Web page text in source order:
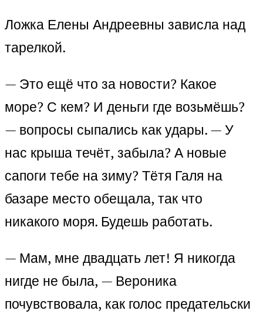
Ложка Елены Андреевны зависла над
тарелкой.
— Это ещё что за новости? Какое
море? С кем? И деньги где возьмёшь?
— вопросы сыпались как удары. — У
нас крыша течёт, забыла? А новые
сапоги тебе на зиму? Тётя Галя на
базаре место обещала, так что
никакого моря. Будешь работать.
— Мам, мне двадцать лет! Я никогда
нигде не была, — Вероника
почувствовала, как голос предательски